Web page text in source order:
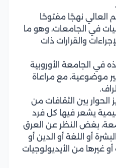
العالي نهجًا مفتوحًا
في الجامعات، وهو ما
والقرارات ذات
في الجامعة الأوروبية
موضوعية، مع مراعاة
الحوار بين الثقافات من
يشعر فيها كل فرد
بغض النظر عن العرق
أو اللغة أو الدين أو
أو غيرها من الأيديولوجيات